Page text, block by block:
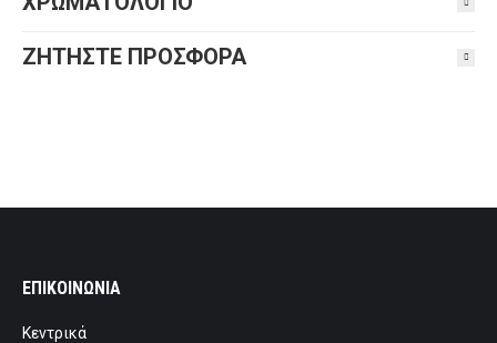
ΖΗΤΗΣΤΕ ΠΡΟΣΦΟΡΑ
ΕΠΙΚΟΙΝΩΝΙΑ
Κεντρικά